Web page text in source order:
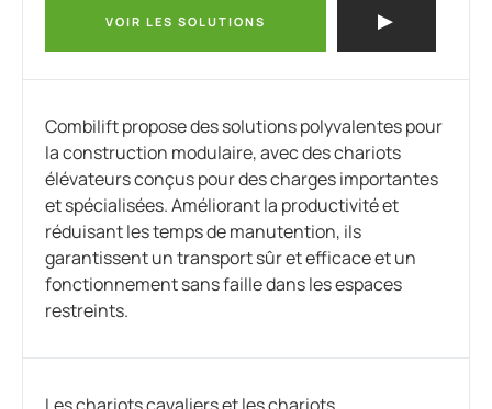
VOIR LES SOLUTIONS
Combilift propose des solutions polyvalentes pour
la construction modulaire, avec des chariots
élévateurs conçus pour des charges importantes
et spécialisées. Améliorant la productivité et
réduisant les temps de manutention, ils
garantissent un transport sûr et efficace et un
fonctionnement sans faille dans les espaces
restreints.